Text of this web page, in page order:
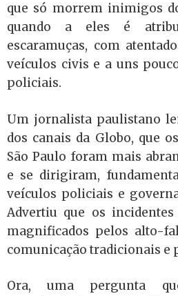
que só morrem inimigos
quando a eles é
escaramuças, com
veículos civis e a uns
policiais.
Um jornalista paulistano
dos canais da Globo, que
São Paulo foram mais
e se dirigiram,
veículos policiais e
Advertiu que os
magnificados pelos alto-
comunicação tradicionais e
Ora, uma pergunta